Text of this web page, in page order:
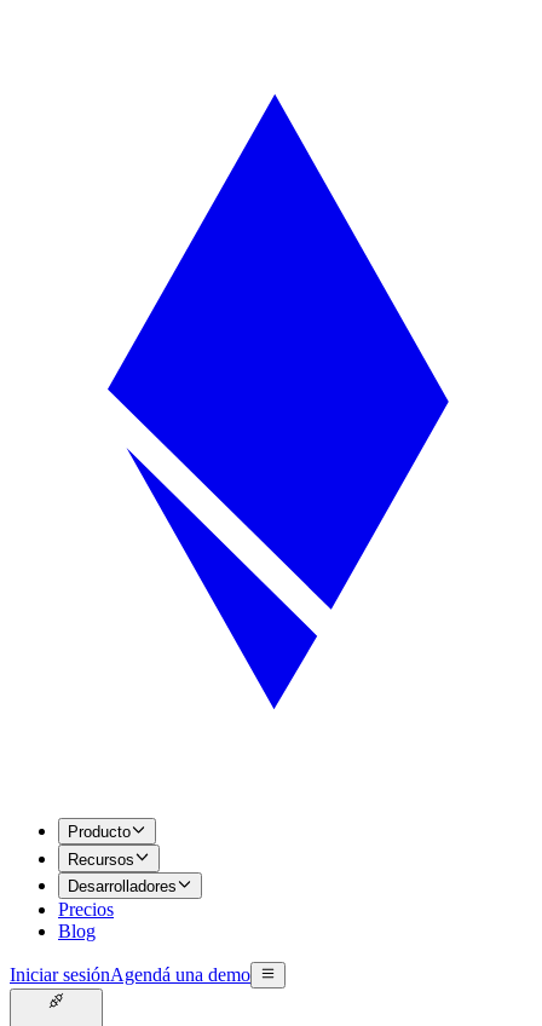
Producto
Recursos
Desarrolladores
Precios
Blog
Iniciar sesiónAgendá una demo